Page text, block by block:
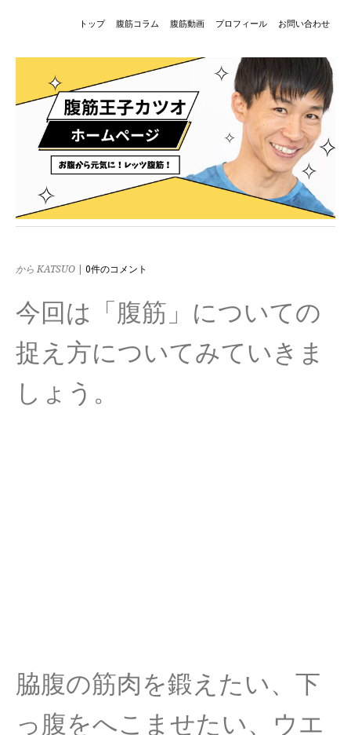
トップ 腹筋コラム 腹筋動画 プロフィール お問い合わせ
から KATSUO 0件のコメント
今回は「腹筋」についての
捉え方についてみていきま
しょう。
脇腹の筋肉を鍛えたい、下
っ腹をへこませたい、ウエ